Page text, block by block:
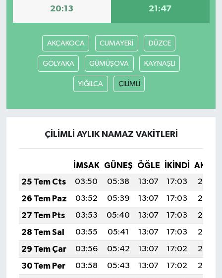
20:13 21:47
AKÇAKOCA CUMAYERİ DÜZCE
GÖLYAKA GÜMÜŞOVA KAYNAŞLI
YIĞILCA ÇİLİMLİ
ÇİLİMLİ AYLIK NAMAZ VAKITLERI
İMSAK GÜNEŞ ÖĞLE İKINDI
25 Tem Cts
03:50 05:38 13:07 17:03
20:27
26 Tem Paz
03:52 05:39 13:07 17:03
20:26
27 Tem Pts
03:53 05:40 13:07 17:03
20:25
28 Tem Sal
03:55 05:41 13:07 17:03
20:24
29 Tem Çar
03:56 05:42 13:07 17:02
20:23
30 Tem Per
03:58 05:43 13:07 17:02
20:22